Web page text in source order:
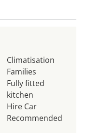
Climatisation
Families
Fully fitted
kitchen
Hire Car
Recommended